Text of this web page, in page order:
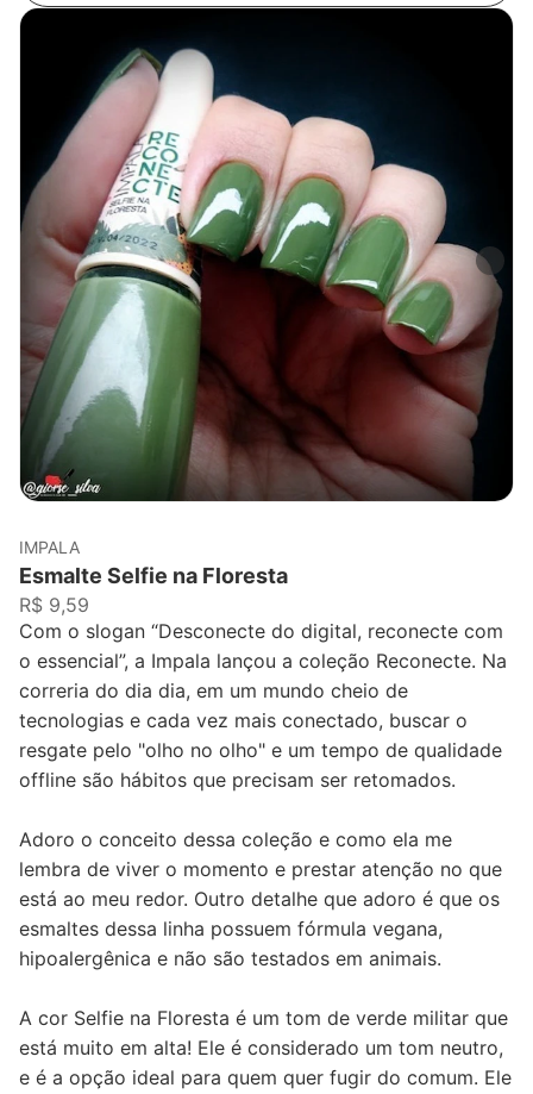
IMPALA
Esmalte Selfie na Floresta
R$ 9,59
Com o slogan “Desconecte do digital, reconecte com
o essencial”, a Impala lançou a coleção Reconecte. Na
correria do dia dia, em um mundo cheio de
tecnologias e cada vez mais conectado, buscar o
resgate pelo "olho no olho" e um tempo de qualidade
offline são hábitos que precisam ser retomados.
Adoro o conceito dessa coleção e como ela me
lembra de viver o momento e prestar atenção no que
está ao meu redor. Outro detalhe que adoro é que os
esmaltes dessa linha possuem fórmula vegana,
hipoalergênica e não são testados em animais.
A cor Selfie na Floresta é um tom de verde militar que
está muito em alta! Ele é considerado um tom neutro,
e é a opção ideal para quem quer fugir do comum. Ele